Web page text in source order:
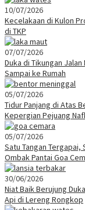
10/07/2026
Kecelakaan di Kulon
di TKP
07/07/2026
Duka di Tikungan
Sampai ke Rumah
05/07/2026
Tidur Panjang di Atas
Kepergian Pejuang
05/07/2026
Satu Tangan
Ombak Pantai Goa
30/06/2026
Niat Baik Berujung
Api di Lereng Rongkop